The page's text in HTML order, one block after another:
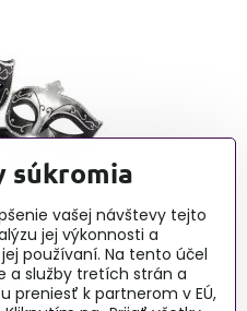
- blog
súkromia
vašej návštevy tejto
jej výkonnosti a
používaní. Na tento účel
a služby tretích strán a
preniesť k partnerom v EÚ,